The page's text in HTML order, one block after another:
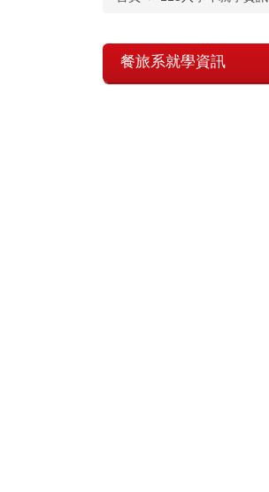
餐旅系就學資訊